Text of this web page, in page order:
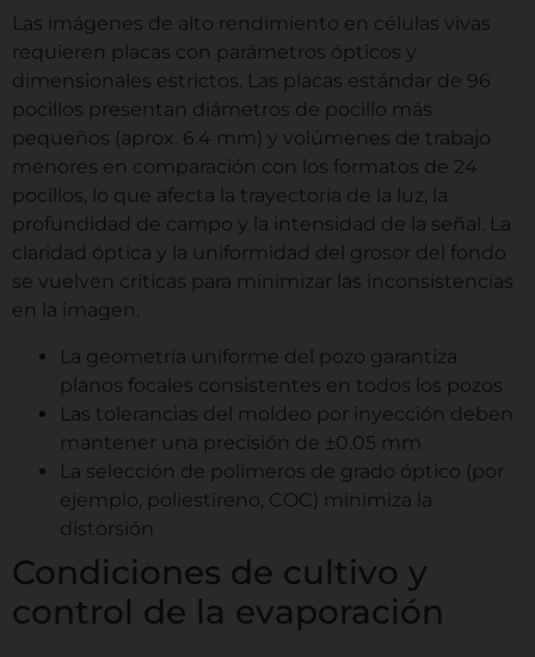
Las imágenes de alto rendimiento en células vivas
requieren placas con parámetros ópticos y
dimensionales estrictos. Las placas estándar de 96
pocillos presentan diámetros de pocillo más
pequeños (aprox. 6.4 mm) y volúmenes de trabajo
menores en comparación con los formatos de 24
pocillos, lo que afecta la trayectoria de la luz, la
profundidad de campo y la intensidad de la señal. La
claridad óptica y la uniformidad del grosor del fondo
se vuelven críticas para minimizar las inconsistencias
en la imagen.
La geometría uniforme del pozo garantiza
planos focales consistentes en todos los pozos
Las tolerancias del moldeo por inyección deben
mantener una precisión de ±0.05 mm
La selección de polímeros de grado óptico (por
ejemplo, poliestireno, COC) minimiza la
distorsión
Condiciones de cultivo y
control de la evaporación